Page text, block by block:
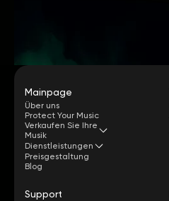
Mainpage
Über uns
Protect Your Music
Verkaufen Sie Ihre
Musik
Dienstleistungen
Preisgestaltung
Blog
Support